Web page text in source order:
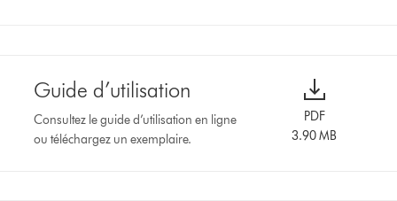
Guide d’utilisation
Consultez le guide d’utilisation en ligne
ou téléchargez un exemplaire.
PDF
3.90 MB